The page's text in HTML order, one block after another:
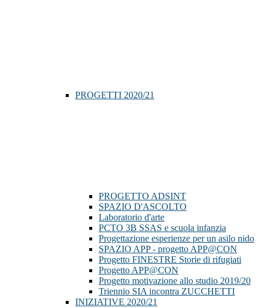
PROGETTI 2020/21
PROGETTO ADSINT
SPAZIO D'ASCOLTO
Laboratorio d'arte
PCTO 3B SSAS e scuola infanzia
Progettazione esperienze per un asilo nido
SPAZIO APP - progetto APP@CON
Progetto FINESTRE Storie di rifugiati
Progetto APP@CON
Progetto motivazione allo studio 2019/20
Triennio SIA incontra ZUCCHETTI
INIZIATIVE 2020/21